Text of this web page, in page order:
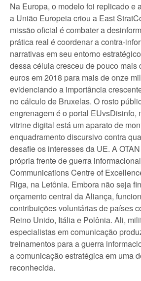
Na Europa, o modelo foi replicado e
a União Europeia criou a East
missão oficial é combater a
prática real é coordenar a contra-
narrativas em seu entorno
dessa célula cresceu de pouco mais
euros em 2018 para mais de onze
evidenciando a importância
no cálculo de Bruxelas. O rosto
engrenagem é o portal EUvsDisinfo,
vitrine digital está um aparato de
enquadramento discursivo contra
desafie os interesses da UE. A
própria frente de guerra
Communications Centre of
Riga, na Letônia. Embora não seja
orçamento central da Aliança,
contribuições voluntárias de países
Reino Unido, Itália e Polônia. Ali,
especialistas em comunicação
treinamentos para a guerra
a comunicação estratégica em uma
reconhecida.